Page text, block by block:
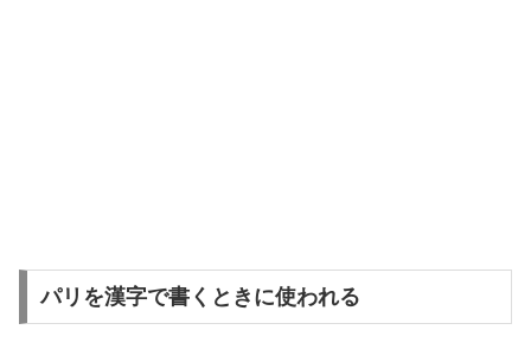
パリを漢字で書くときに使われる